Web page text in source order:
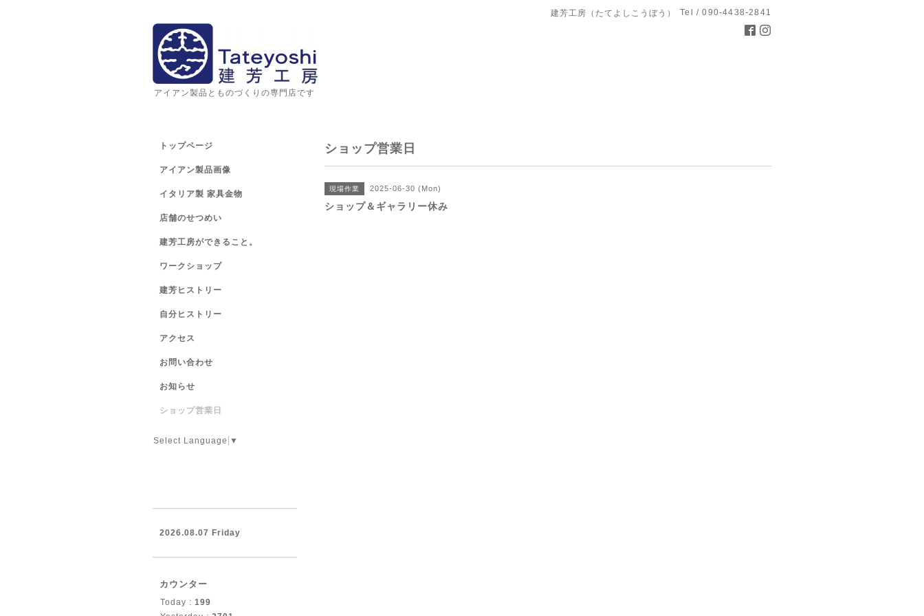
建芳工房（たてよしこうぼう） Tel / 090-4438-2841
アイアン製品とものづくりの専門店です
ショップ営業日
現場作業 2025-06-30 (Mon)
ショップ＆ギャラリー休み
トップページ
アイアン製品画像
イタリア製 家具金物
店舗のせつめい
建芳工房ができること。
ワークショップ
建芳ヒストリー
自分ヒストリー
アクセス
お問い合わせ
お知らせ
ショップ営業日
Select Language ▼
2026.08.07 Friday
カウンター
Today : 199